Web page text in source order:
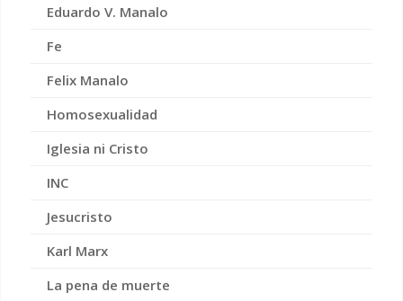
Eduardo V. Manalo
Fe
Felix Manalo
Homosexualidad
Iglesia ni Cristo
INC
Jesucristo
Karl Marx
La pena de muerte